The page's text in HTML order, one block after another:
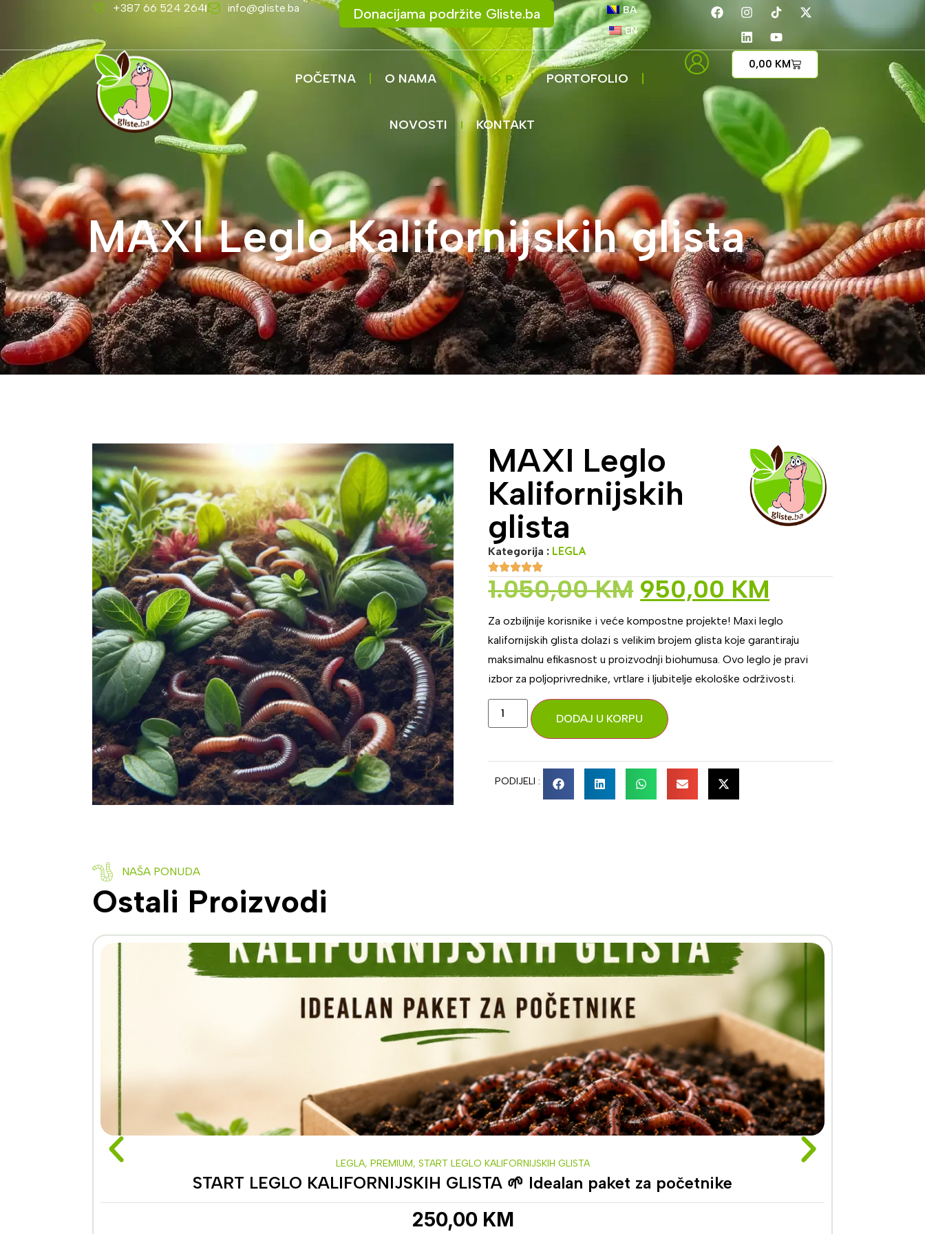
+387 66 524 264 info@gliste.ba Donacijama podržite Gliste.ba
BA
EN
POČETNA O NAMA SHOP PORTOFOLIO
NOVOSTI KONTAKT
0,00 KM
MAXI Leglo Kalifornijskih glista
MAXI Leglo
Kalifornijskih
glista
Kategorija : LEGLA
1.050,00KM 950,00 KM
Za ozbiljnije korisnike i veće kompostne projekte! Maxi leglo
kalifornijskih glista dolazi s velikim brojem glista koje garantiraju
maksimalnu efikasnost u proizvodnji biohumusa. Ovo leglo je pravi
izbor za poljoprivrednike, vrtlare i ljubitelje ekološke održivosti.
DODAJ U KORPU
PODIJELI :
NAŠA PONUDA
Ostali Proizvodi
LEGLA, PREMIUM, START LEGLO KALIFORNIJSKIH GLISTA
START LEGLO KALIFORNIJSKIH GLISTA 🌱 Idealan paket za početnike
250,00 KM